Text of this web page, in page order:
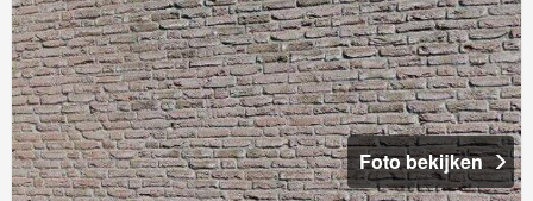
Foto bekijken